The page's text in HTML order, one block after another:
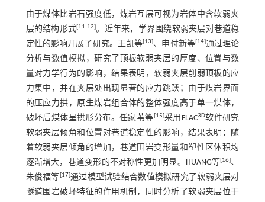
由于煤体比岩石强度低，煤岩互层可视为岩体中含软弱夹
层的结构形式[11-12]。近年来，学界围绕软弱夹层对巷道稳
定性的影响开展了研究。王凯等[13]、申付新等[14]通过理论
分析与数值模拟，研究了顶板软弱夹层的厚度、位置与数
量对力学行为的影响，结果表明，软弱夹层削弱顶板的应
力集中，并在夹层处出现显著的应力跳跃；由于煤岩界面
的压应力拱，原生煤岩组合体的整体强度高于单一煤体，
破坏后煤体呈拱形分布。任家苇等[15]采用FLAC3D软件研究
软弱夹层倾角和位置对巷道稳定性的影响，结果表明：随
着软弱夹层倾角的增加，巷道围岩变形量和塑性区体积均
逐渐增大，巷道变形的不对称性更加明显。HUANG等[16]、
朱俊福等[17]通过模型试验结合数值模拟研究了软弱夹层对
隧道围岩破坏特征的作用机制，同时分析了软弱夹层位于